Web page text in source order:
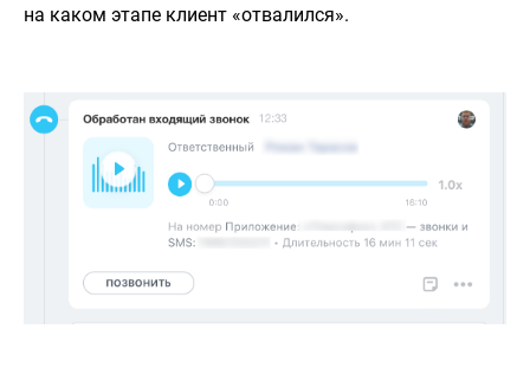
на каком этапе клиент «отвалился».